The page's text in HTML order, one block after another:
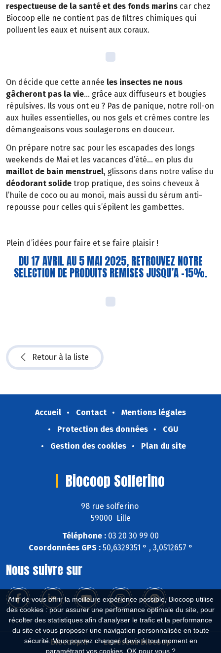
Afin de vous offrir la meilleure expérience possible, Biocoop utilise
des cookies : pour assurer une performance optimale du site, pour
récolter des statistiques afin d'analyser le trafic et la performance
du site et vous proposer une navigation personnalisée en toute
sécurité. Vous pouvez changer d'avis à tout moment en
paramétrant vos cookies. OK pour vous ?
respectueuse de la santé et des fonds marins car chez
Biocoop elle ne contient pas de filtres chimiques qui
polluent les eaux et nuisent aux coraux.
On décide que cette année les insectes ne nous
gâcheront pas la vie… grâce aux diffuseurs et bougies
répulsives. Ils vous ont eu ? Pas de panique, notre roll-on
aux huiles essentielles, ou nos gels et crèmes contre les
démangeaisons vous soulagerons en douceur.
On prépare notre sac pour les escapades des longs
weekends de Mai et les vacances d’été… en plus du
maillot de bain menstruel, glissons dans notre valise du
déodorant solide trop pratique, des soins cheveux à
l’huile de coco ou au monoï, mais aussi du sérum anti-
repousse pour celles qui s’épilent les gambettes.
Plein d’idées pour faire et se faire plaisir !
DU 17 AVRIL AU 5 MAI 2025, RETROUVEZ NOTRE
SELECTION DE PRODUITS REMISES JUSQU’A -15%.
Retour à la liste
Accueil Contact
Mentions légales
Protection des données
CGU
Gestion des cookies
Plan du site
Biocoop Solferino
98 rue solferino
59000 Lille
Téléphone : 03 20 30 99 00
Coordonnées GPS :50,6329351 ° , 3,0512657 °
Nous suivre sur
Biocoop.fr
Le réseau Biocoop